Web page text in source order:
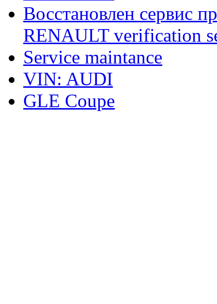
Восстановлен сервис
RENAULT verification
Service maintance
VIN: AUDI
GLE Coupe